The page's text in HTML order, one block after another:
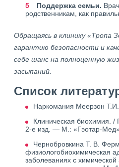
Поддержка семьи.
родственникам, как
Обращаясь в клинику «Тропа
гарантию безопасности и
себе шанс на полноценную
засыпаний.
Список
Наркомания Меерзон
Клиническая биохимия.
2-е изд. — М.: «Гэотар-
Чернобровкина Т. В.
физиологобиохимическая
заболеваниях с